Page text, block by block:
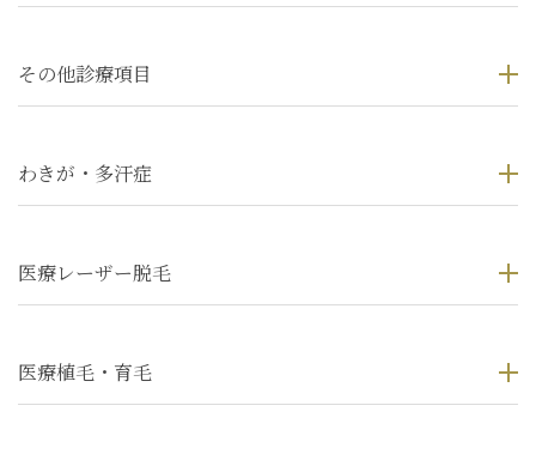
その他診療項目
わきが・多汗症
医療レーザー脱毛
医療植毛・育毛